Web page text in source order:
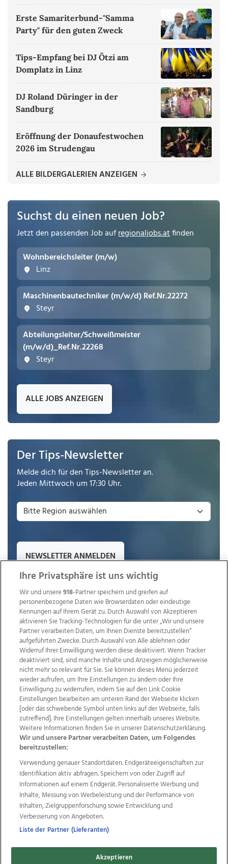
Erste Samariterbund-"Samma
Party" für den guten Zweck
Tips-Empfang bei DJ Ötzi am
Domplatz in Linz
DJ Roland Düringer in der
Sandburg
Eröffnung der Donaufestwochen
2026 im Strudengau
ALLE BILDERGALERIEN ANZEIGEN
Suchst du einen neuen Job?
Jetzt den passenden Job aufregionaljobs.atfinden
Wohnbereichsleiter (m/w)
Linz
Maschinenbautechniker (m/w/d) Ref.Nr.22272
Steyr
Abteilungsleiter/Schweißmeister
(m/w/d)_Ref.Nr.22268
Steyr
ALLE JOBS ANZEIGEN
Der Tips-Newsletter
Melde dich für den Tips-Newsletter an.
Jeden Mittwoch um 17:30 Uhr.
NEWSLETTER ANMELDEN
Wir über uns Mediadaten Kontakt
Jobs
Datenschutz
Impressum
AGB Anzeigekunden
AGB Website
Ehrenkodex Politische Werbung
Weitere Angebote des Medienhauses Wimmer
TV1 di-mog-i.at OÖNow
Ischler Woche
Life Radio
OÖNachrichten
OÖN Immobilien
OÖN Karriere
OÖN Reise
Promenaden Galerien
Regionaljobs
wasistlos.at
Ihre Privatsphäre ist uns wichtig
Wir und unsere918-Partner speichern und greifen auf
personenbezogene Daten wie Browserdaten oder eindeutige
Kennungen auf Ihrem Gerät zu. Durch Auswahl von Akzeptieren
aktivieren Sie Tracking-Technologien für die unter „Wir und unsere
Partner verarbeiten Daten, um Ihnen Dienste bereitzustellen“
aufgeführten Zwecke. Durch Auswahl von Alle ablehnen oder
Widerruf Ihrer Einwilligung werden diese deaktiviert. Wenn Tracker
deaktiviert sind, sind manche Inhalte und Anzeigen möglicherweise
nicht mehr so relevant für Sie. Sie können dieses Menü jederzeit
wieder aufrufen, um Ihre Einstellungen zu ändern oder Ihre
Einwilligung zu widerrufen, indem Sie auf den Link Cookie
Einstellungen bearbeiten am unteren Rand der Webseite klicken
[oder das schwebende Symbol unten links auf der Webseite, falls
zutreffend]. Ihre Einstellungen gelten innerhalb unseres Website.
Weitere Informationen finden Sie in unserer Datenschutzerklärung.
Wir und unsere Partner verarbeiten Daten, um Folgendes
bereitzustellen:
Verwendung genauer Standortdaten. Endgeräteeigenschaften zur
Identifikation aktiv abfragen. Speichern von oder Zugriff auf
Informationen auf einem Endgerät. Personalisierte Werbung und
Inhalte, Messung von Werbeleistung und der Performance von
Inhalten, Zielgruppenforschung sowie Entwicklung und
Verbesserung von Angeboten.
Liste der Partner (Lieferanten)
Akzeptieren